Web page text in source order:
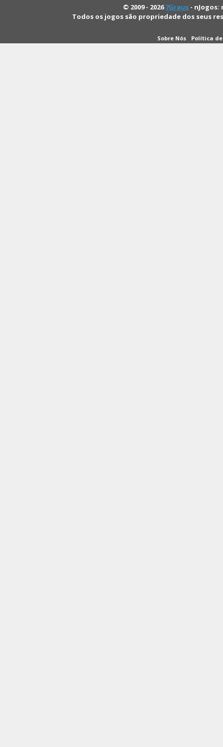
© 2009 - 20267Graus -
Todos os jogos são propriedade dos seus
Sobre Nós Política